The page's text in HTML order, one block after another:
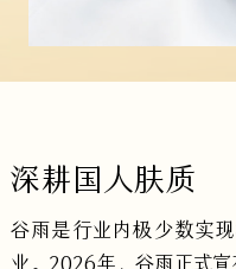
深耕国人肤质
谷雨是行业内极少数实